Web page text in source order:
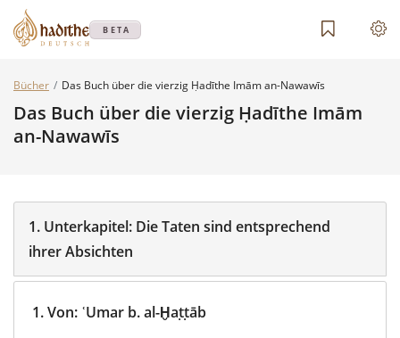
BETA
Bücher Das Buch über die vierzig Ḥadīthe Imām an-Nawawīs
Das Buch über die vierzig Ḥadīthe Imām
an-Nawawīs
1. Unterkapitel: Die Taten sind entsprechend
ihrer Absichten
1.Von: ʿUmar b. al-Ḫaṭṭāb